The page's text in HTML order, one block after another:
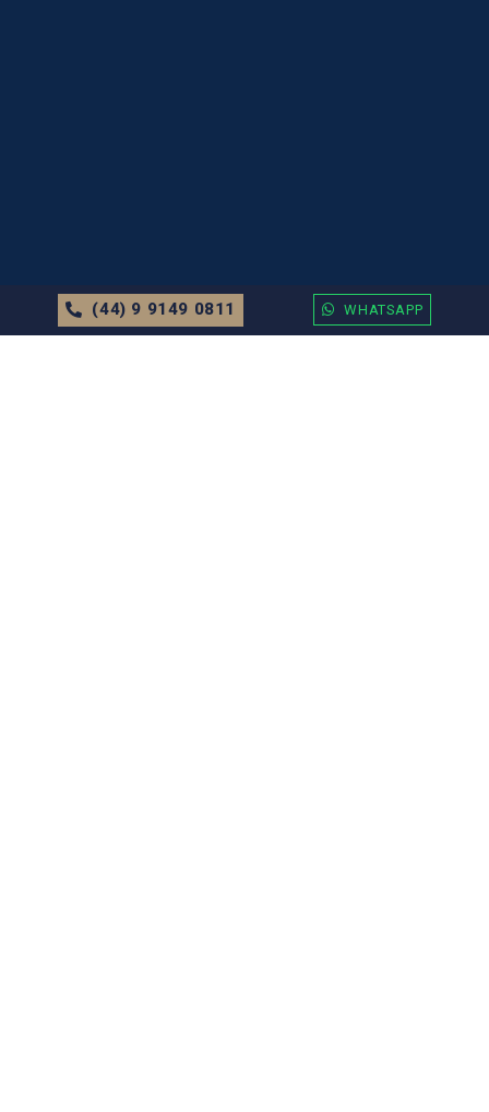
(44) 9 9149 0811 WHATSAPP